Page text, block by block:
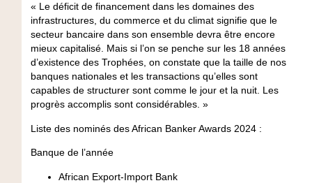
« Le déficit de financement dans les domaines des
infrastructures, du commerce et du climat signifie que le
secteur bancaire dans son ensemble devra être encore
mieux capitalisé. Mais si l’on se penche sur les 18 années
d’existence des Trophées, on constate que la taille de nos
banques nationales et les transactions qu’elles sont
capables de structurer sont comme le jour et la nuit. Les
progrès accomplis sont considérables. »
Liste des nominés des African Banker Awards 2024 :
Banque de l’année
African Export-Import Bank